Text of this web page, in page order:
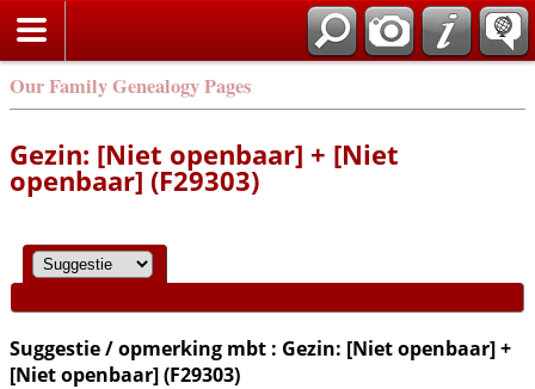
Our Family Genealogy Pages
Gezin: [Niet openbaar] + [Niet
openbaar] (F29303)
Suggestie / opmerking mbt : Gezin: [Niet openbaar] +
[Niet openbaar] (F29303)